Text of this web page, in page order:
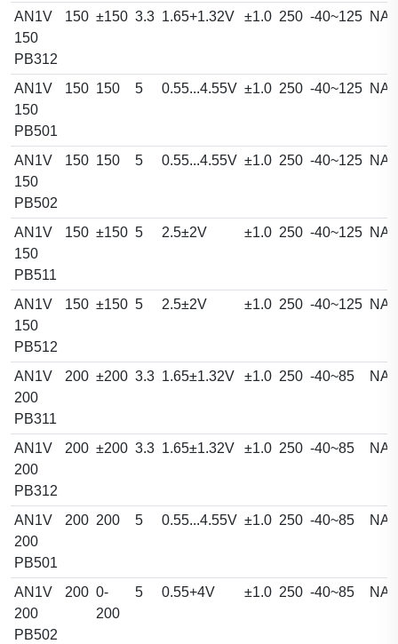
AN1V
150
PB312
150 ±150 3.3 1.65+1.32V ±1.0 250 -40~125 NA
AN1V
150
PB501
150 150 5 0.55...4.55V ±1.0 250 -40~125 NA
AN1V
150
PB502
150 150 5 0.55...4.55V ±1.0 250 -40~125 NA
AN1V
150
PB511
150 ±150 5 2.5±2V ±1.0 250 -40~125 NA
AN1V
150
PB512
150 ±150 5 2.5±2V ±1.0 250 -40~125 NA
AN1V
200
PB311
200 ±200 3.3 1.65±1.32V ±1.0 250 -40~85 NA
AN1V
200
PB312
200 ±200 3.3 1.65±1.32V ±1.0 250 -40~85 NA
AN1V
200
PB501
200 200 5 0.55...4.55V ±1.0 250 -40~85 NA
AN1V
200
PB502
200 0-
200
5 0.55+4V ±1.0 250 -40~85 NA